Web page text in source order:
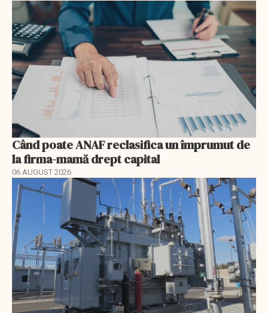
Când poate ANAF reclasifica un împrumut de
la firma-mamă drept capital
06 AUGUST 2026